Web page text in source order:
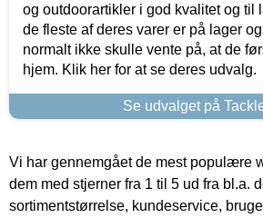
og outdoorartikler i god kvalitet og til
de fleste af deres varer er på lager
normalt ikke skulle vente på, at de
hjem. Klik her for at se deres udvalg.
Se udvalget på
Vi har gennemgået de mest populære
dem med stjerner fra 1 til 5 ud fra bl.a.
sortimentstørrelse, kundeservice,